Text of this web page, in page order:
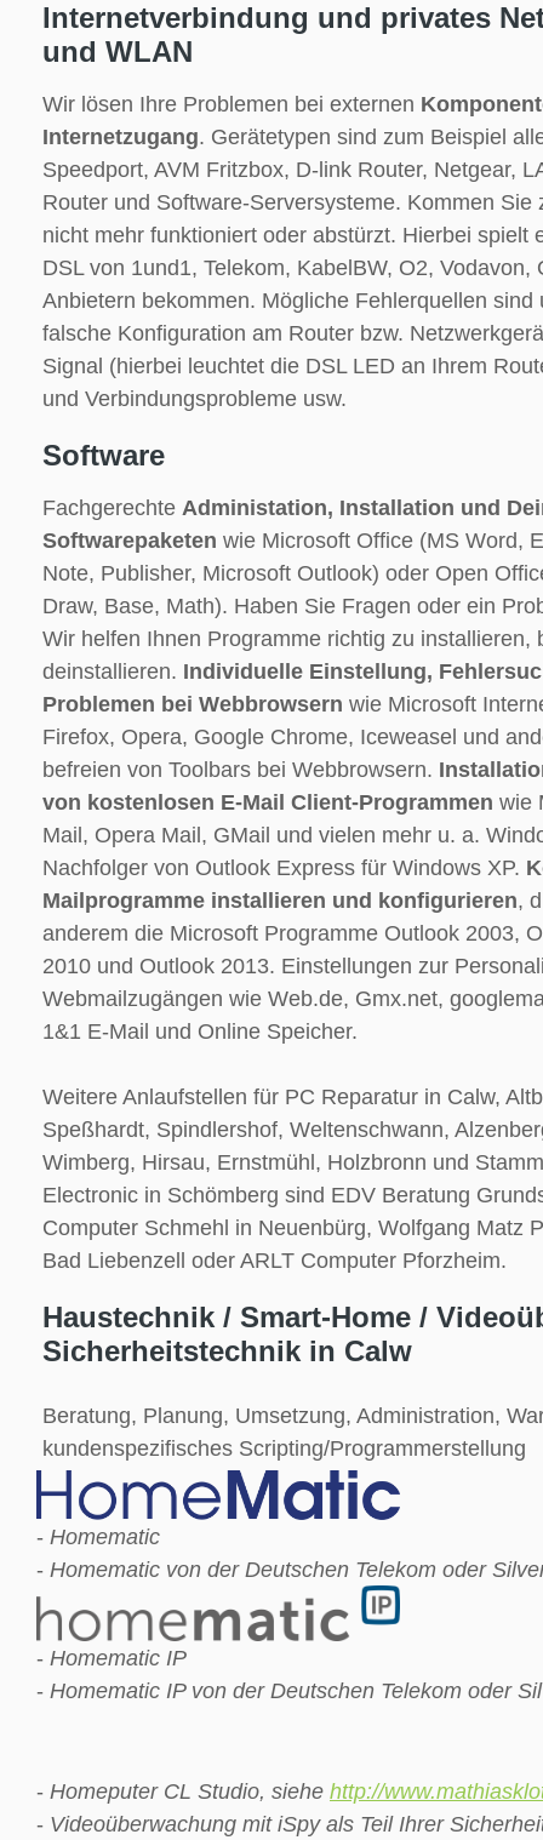
Internetverbindung und privates
und WLAN
Wir lösen Ihre Problemen bei externen
Internetzugang. Gerätetypen sind zum Beispiel
Speedport, AVM Fritzbox, D-link Router, Netgear,
Router und Software-Serversysteme. Kommen
nicht mehr funktioniert oder abstürzt. Hierbei spielt
DSL von 1und1, Telekom, KabelBW, O2, Vodavon,
Anbietern bekommen. Mögliche Fehlerquellen sind
falsche Konfiguration am Router bzw.
Signal (hierbei leuchtet die DSL LED an Ihrem
und Verbindungsprobleme usw.
Software
Fachgerechte Administation, Installation und
Softwarepaketen wie Microsoft Office (MS Word,
Note, Publisher, Microsoft Outlook) oder Open
Draw, Base, Math). Haben Sie Fragen oder ein
Wir helfen Ihnen Programme richtig zu installieren,
deinstallieren. Individuelle Einstellung,
Problemen bei Webbrowsern wie Microsoft
Firefox, Opera, Google Chrome, Iceweasel und
befreien von Toolbars bei Webbrowsern.
von kostenlosen E-Mail Client-Programmen wie
Mail, Opera Mail, GMail und vielen mehr u. a.
Nachfolger von Outlook Express für Windows XP.
Mailprogramme installieren und konfigurieren,
anderem die Microsoft Programme Outlook 2003,
2010 und Outlook 2013. Einstellungen zur
Webmailzugängen wie Web.de, Gmx.net,
1&1 E-Mail und Online Speicher.
Weitere Anlaufstellen für PC Reparatur in Calw,
Speßhardt, Spindlershof, Weltenschwann,
Wimberg, Hirsau, Ernstmühl, Holzbronn und
Electronic in Schömberg sind EDV Beratung
Computer Schmehl in Neuenbürg, Wolfgang Matz
Bad Liebenzell oder ARLT Computer Pforzheim.
Haustechnik / Smart-Home /
Sicherheitstechnik in Calw
Beratung, Planung, Umsetzung, Administration,
kundenspezifisches Scripting/Programmerstellung
- Homematic
- Homematic von der Deutschen Telekom oder
- Homematic IP
- Homematic IP von der Deutschen Telekom oder
- Homeputer CL Studio, siehe http://
- Videoüberwachung mit iSpy als Teil Ihrer